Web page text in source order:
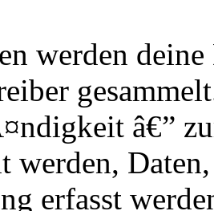
werden
â€”
werden,
erfasst